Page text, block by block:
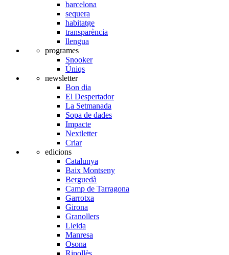
barcelona
sequera
habitatge
transparència
llengua
programes
Snooker
Úniqs
newsletter
Bon dia
El Despertador
La Setmanada
Sopa de dades
Impacte
Nextletter
Criar
edicions
Catalunya
Baix Montseny
Berguedà
Camp de Tarragona
Garrotxa
Girona
Granollers
Lleida
Manresa
Osona
Ripollès